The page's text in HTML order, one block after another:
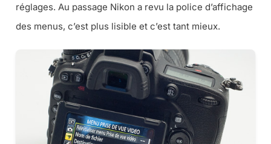
réglages. Au passage Nikon a revu la police d’affichage
des menus, c’est plus lisible et c’est tant mieux.